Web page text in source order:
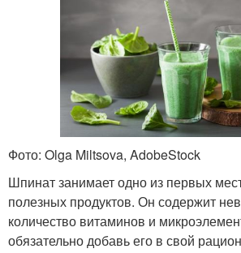
Фото: Olga Miltsova, AdobeStock
Шпинат занимает одно из первых
полезных продуктов. Он содержит
количество витаминов и
обязательно добавь его в свой